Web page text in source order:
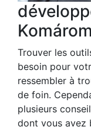
Trouver les
besoin pour
ressembler à
de foin.
plusieurs
dont vous avez